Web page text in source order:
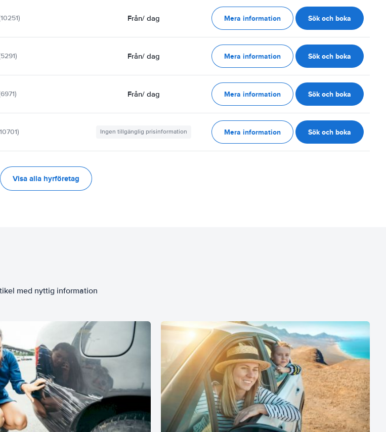
Från/ dag Mera information Sök och boka
Från/ dag Mera information Sök och boka
Från/ dag Mera information Sök och boka
Ingen tillgänglig prisinformation Mera information Sök och boka
Visa alla hyrföretag
med nyttig information